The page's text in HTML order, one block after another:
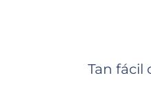
Tan fácil